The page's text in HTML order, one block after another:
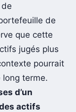
de
que cette
jugés plus
pourrait
terme.
d’un
actifs